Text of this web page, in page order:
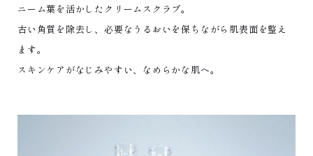
ニーム葉を活かしたクリームスクラブ。
古い角質を除去し、必要なうるおいを保ちながら肌表面を整え
ます。
スキンケアがなじみやすい、なめらかな肌へ。